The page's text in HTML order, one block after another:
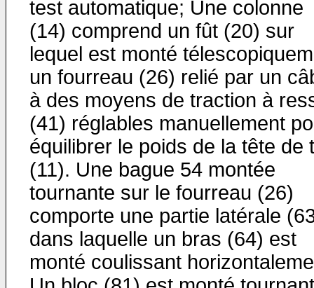
test automatique; Une colonne
(14) comprend un fût (20) sur
lequel est monté
un fourreau (26) relié par un
à des moyens de traction à
(41) réglables manuellement
équilibrer le poids de la tête de
(11). Une bague 54 montée
tournante sur le fourreau (26)
comporte une partie latérale
dans laquelle un bras (64) est
monté coulissant